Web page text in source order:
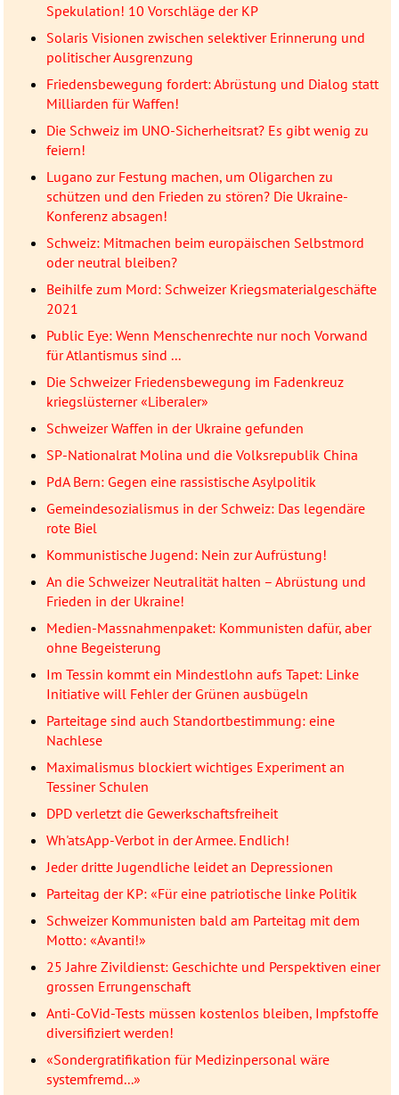
Spekulation! 10 Vorschläge der KP
Solaris Visionen zwischen selektiver Erinnerung und
politischer Ausgrenzung
Friedensbewegung fordert: Abrüstung und Dialog statt
Milliarden für Waffen!
Die Schweiz im UNO-Sicherheitsrat? Es gibt wenig zu
feiern!
Lugano zur Festung machen, um Oligarchen zu
schützen und den Frieden zu stören? Die Ukraine-
Konferenz absagen!
Schweiz: Mitmachen beim europäischen Selbstmord
oder neutral bleiben?
Beihilfe zum Mord: Schweizer Kriegsmaterialgeschäfte
2021
Public Eye: Wenn Menschenrechte nur noch Vorwand
für Atlantismus sind ...
Die Schweizer Friedensbewegung im Fadenkreuz
kriegslüsterner «Liberaler»
Schweizer Waffen in der Ukraine gefunden
SP-Nationalrat Molina und die Volksrepublik China
PdA Bern: Gegen eine rassistische Asylpolitik
Gemeindesozialismus in der Schweiz: Das legendäre
rote Biel
Kommunistische Jugend: Nein zur Aufrüstung!
An die Schweizer Neutralität halten – Abrüstung und
Frieden in der Ukraine!
Medien-Massnahmenpaket: Kommunisten dafür, aber
ohne Begeisterung
Im Tessin kommt ein Mindestlohn aufs Tapet: Linke
Initiative will Fehler der Grünen ausbügeln
Parteitage sind auch Standortbestimmung: eine
Nachlese
Maximalismus blockiert wichtiges Experiment an
Tessiner Schulen
DPD verletzt die Gewerkschaftsfreiheit
Wh'atsApp-Verbot in der Armee. Endlich!
Jeder dritte Jugendliche leidet an Depressionen
Parteitag der KP: «Für eine patriotische linke Politik
Schweizer Kommunisten bald am Parteitag mit dem
Motto: «Avanti!»
25 Jahre Zivildienst: Geschichte und Perspektiven einer
grossen Errungenschaft
Anti-CoVid-Tests müssen kostenlos bleiben, Impfstoffe
diversifiziert werden!
«Sondergratifikation für Medizinpersonal wäre
systemfremd...»